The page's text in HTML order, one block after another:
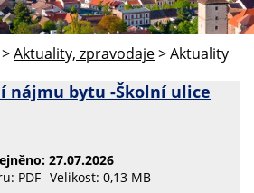
>Aktuality, zpravodaje>Aktuality
nájmu bytu -Školní ulice
27.07.2026
PDF Velikost: 0,13 MB